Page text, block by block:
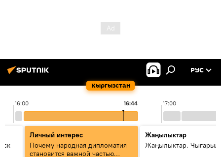
Кыргызстан
РУС
16:00 17:00
16:44
Личный интерес
Почему народная дипломатия
становится важной частью
Жаңылыктар
Жаңылыктар.